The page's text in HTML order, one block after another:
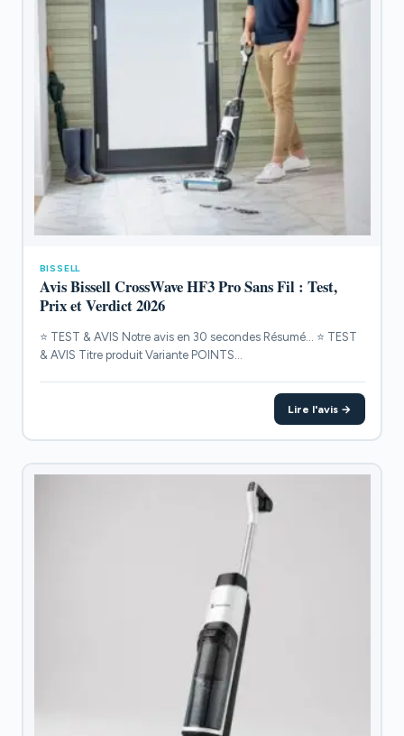
BISSELL
Avis Bissell CrossWave HF3 Pro Sans Fil : Test,
Prix et Verdict 2026
⭐ TEST & AVIS Notre avis en 30 secondes Résumé... ⭐ TEST
& AVIS Titre produit Variante POINTS...
Lire l'avis →